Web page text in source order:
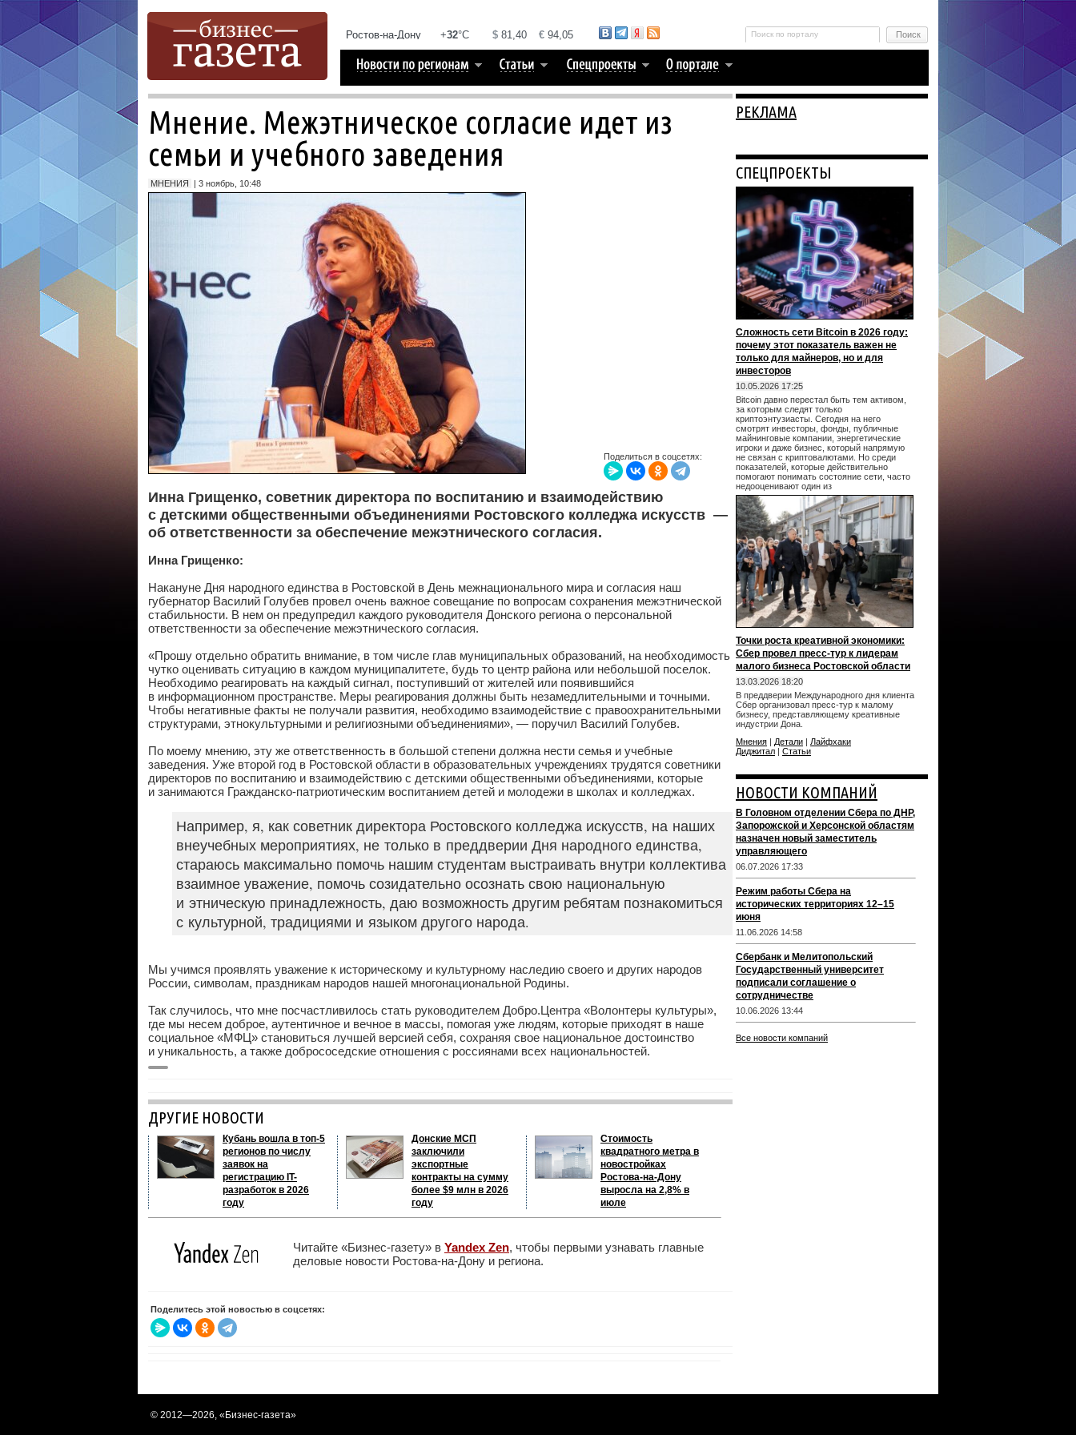
Мнение. Межэтническое согласие идет из
семьи и учебного заведения
МНЕНИЯ | 3 ноябрь, 10:48
Поделиться в соцсетях:
Инна Грищенко, советник директора по воспитанию и взаимодействию
с детскими общественными объединениями Ростовского колледжа искусств —
об ответственности за обеспечение межэтнического согласия.
Инна Грищенко:
Накануне Дня народного единства в Ростовской в День межнационального мира и согласия наш
губернатор Василий Голубев провел очень важное совещание по вопросам сохранения межэтнической
стабильности. В нем он предупредил каждого руководителя Донского региона о персональной
ответственности за обеспечение межэтнического согласия.
«Прошу отдельно обратить внимание, в том числе глав муниципальных образований, на необходимость
чутко оценивать ситуацию в каждом муниципалитете, будь то центр района или небольшой поселок.
Необходимо реагировать на каждый сигнал, поступивший от жителей или появившийся
в информационном пространстве. Меры реагирования должны быть незамедлительными и точными.
Чтобы негативные факты не получали развития, необходимо взаимодействие с правоохранительными
структурами, этнокультурными и религиозными объединениями», — поручил Василий Голубев.
По моему мнению, эту же ответственность в большой степени должна нести семья и учебные
заведения. Уже второй год в Ростовской области в образовательных учреждениях трудятся советники
директоров по воспитанию и взаимодействию с детскими общественными объединениями, которые
и занимаются Гражданско-патриотическим воспитанием детей и молодежи в школах и колледжах.
Например, я, как советник директора Ростовского колледжа искусств, на наших
внеучебных мероприятиях, не только в преддверии Дня народного единства,
стараюсь максимально помочь нашим студентам выстраивать внутри коллектива
взаимное уважение, помочь созидательно осознать свою национальную
и этническую принадлежность, даю возможность другим ребятам познакомиться
с культурной, традициями и языком другого народа.
Мы учимся проявлять уважение к историческому и культурному наследию своего и других народов
России, символам, праздникам народов нашей многонациональной Родины.
Так случилось, что мне посчастливилось стать руководителем Добро.Центра «Волонтеры культуры»,
где мы несем доброе, аутентичное и вечное в массы, помогая уже людям, которые приходят в наше
социальное «МФЦ» становиться лучшей версией себя, сохраняя свое национальное достоинство
и уникальность, а также добрососедские отношения с россиянами всех национальностей.
ДРУГИЕ НОВОСТИ
Кубань вошла в топ-5
регионов по числу
заявок на
регистрацию IT-
разработок в 2026
году
Донские МСП
заключили
экспортные
контракты на сумму
более $9 млн в 2026
году
Стоимость
квадратного метра в
новостройках
Ростова-на-Дону
выросла на 2,8% в
июле
Читайте «Бизнес-газету» в Yandex Zen, чтобы первыми узнавать главные
деловые новости Ростова-на-Дону и региона.
Поделитесь этой новостью в соцсетях:
РЕКЛАМА
СПЕЦПРОЕКТЫ
Сложность сети Bitcoin в 2026 году:
почему этот показатель важен не
только для майнеров, но и для
инвесторов
10.05.2026 17:25
Bitcoin давно перестал быть тем активом,
за которым следят только
криптоэнтузиасты. Сегодня на него
смотрят инвесторы, фонды, публичные
майнинговые компании, энергетические
игроки и даже бизнес, который напрямую
не связан с криптовалютами. Но среди
показателей, которые действительно
помогают понимать состояние сети, часто
недооценивают один из
Точки роста креативной экономики:
Сбер провел пресс-тур к лидерам
малого бизнеса Ростовской области
13.03.2026 18:20
В преддверии Международного дня клиента
Сбер организовал пресс-тур к малому
бизнесу, представляющему креативные
индустрии Дона.
Мнения | Детали | Лайфхаки
Диджитал | Статьи
НОВОСТИ КОМПАНИЙ
В Головном отделении Сбера по ДНР,
Запорожской и Херсонской областям
назначен новый заместитель
управляющего
06.07.2026 17:33
Режим работы Сбера на
исторических территориях 12–15
июня
11.06.2026 14:58
Сбербанк и Мелитопольский
Государственный университет
подписали соглашение о
сотрудничестве
10.06.2026 13:44
Все новости компаний
© 2012—2026, «Бизнес-газета»